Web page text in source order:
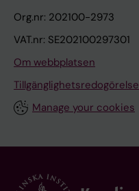
Org.nr: 202100-2973
VAT.nr: SE202100297301
Om webbplatsen
Tillgänglighetsredogörelse
Manage your cookies